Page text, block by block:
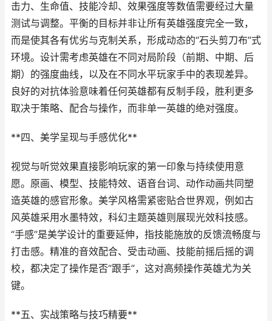
击力、生命值、技能冷却、效果强度等数值需要经过大量
测试与调整。平衡的目标并非让所有英雄强度完全一致，
而是使其各有优劣与克制关系，形成动态的“石头剪刀布”式
环境。设计需考虑英雄在不同对局阶段（前期、中期、后
期）的强度曲线，以及在不同水平玩家手中的表现差异。
良好的对抗体验意味着任何英雄都有反制手段，胜利更多
取决于策略、配合与操作，而非单一英雄的绝对强度。
**四、美学呈现与手感优化**
视觉与听觉效果直接影响玩家的第一印象与持续使用意
愿。原画、模型、技能特效、语音台词、动作动画共同塑
造英雄的感官形象。美学风格需紧密贴合世界观，例如古
风英雄采用水墨特效，科幻主题英雄则展现光效科技感。
“手感”是美学设计的重要延伸，指技能施放的反馈流畅度与
打击感。精准的音效配合、受击动画、技能前摇后摇的调
校，都决定了操作是否“跟手”，这对高频操作英雄尤为关
键。
**五、实战策略与技巧精要**